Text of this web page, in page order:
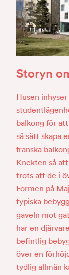
Storyn
Husen
balkong för
så sätt skapa
franska
Knekten så
trots att de i
Formen på
typiska
gaveln mot
har en
befintlig
över en
tydlig allmän